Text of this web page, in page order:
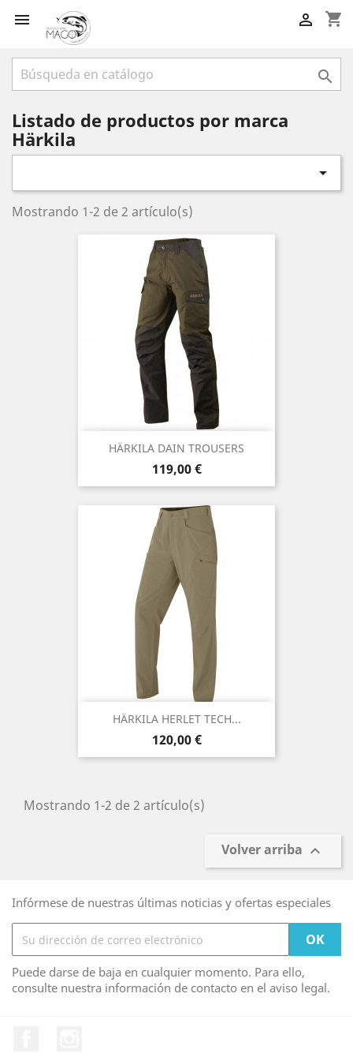
 shopping_cart


Listado de productos por marca
Härkila

Mostrando 1-2 de 2 artículo(s)
HÄRKILA DAIN TROUSERS
Precio
119,00 €
HÄRKILA HERLET TECH...
Precio
120,00 €
Mostrando 1-2 de 2 artículo(s)
Volver arriba 
Infórmese de nuestras últimas noticias y ofertas especiales
Puede darse de baja en cualquier momento. Para ello,
consulte nuestra información de contacto en el aviso legal.